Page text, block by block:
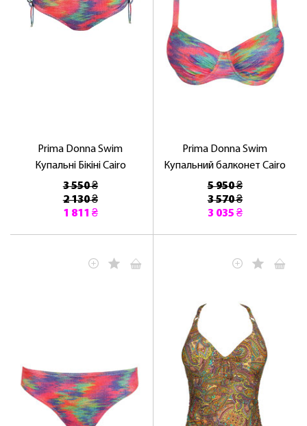
Prima Donna Swim
Купальні Бікіні Cairo
3 550 ₴
2 130 ₴
1 811 ₴
Prima Donna Swim
Купальний балконет Cairo
5 950 ₴
3 570 ₴
3 035 ₴